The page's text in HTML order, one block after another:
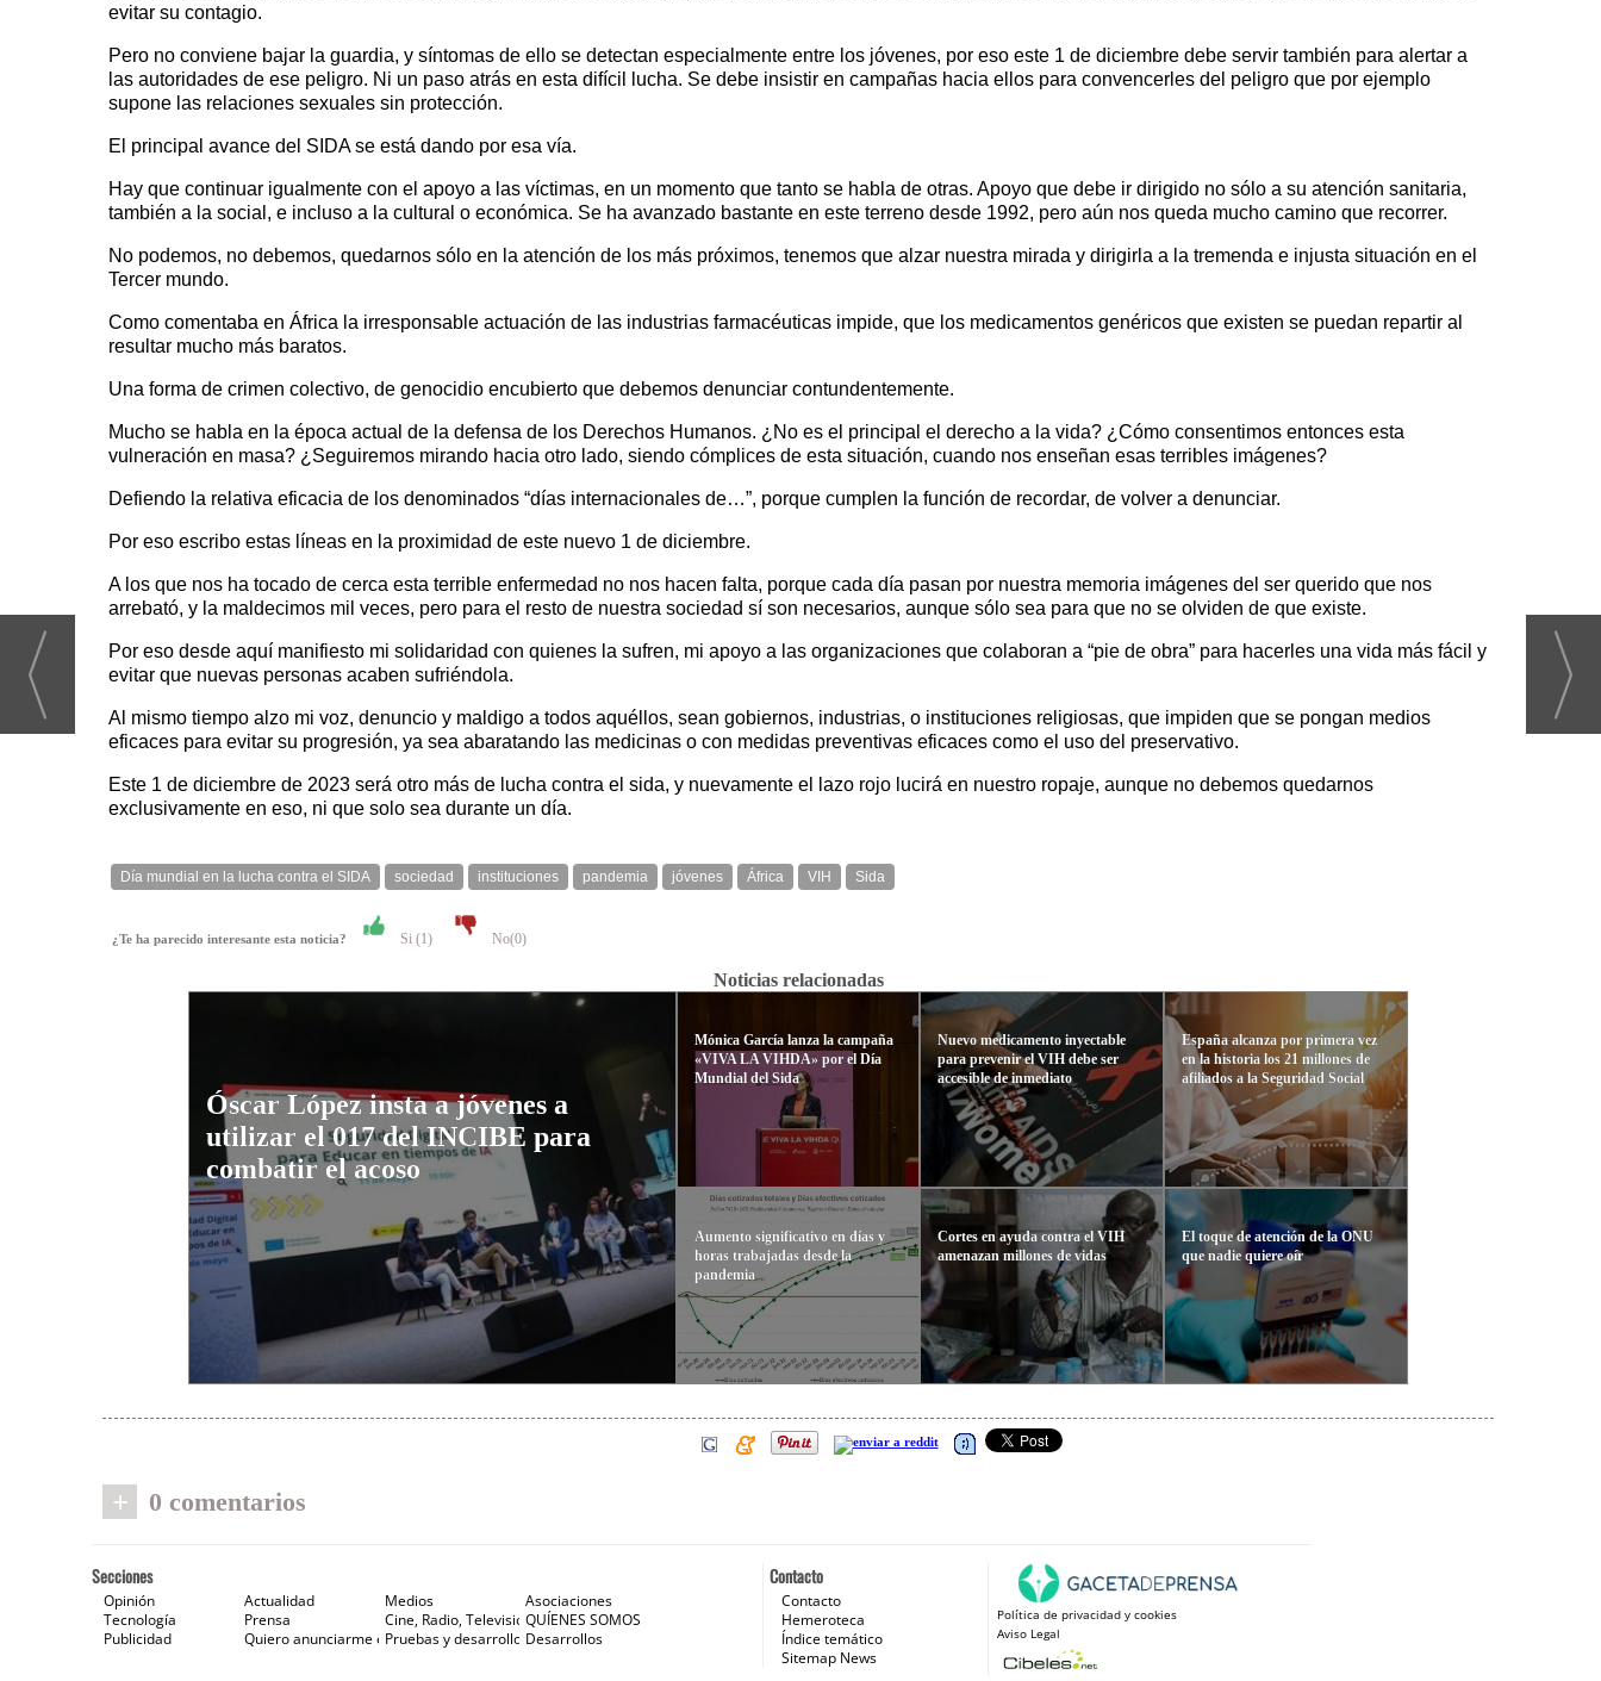
evitar su contagio.
Pero no conviene bajar la guardia, y síntomas de ello se detectan especialmente entre los jóvenes, por eso este 1 de diciembre debe servir también para alertar a
las autoridades de ese peligro. Ni un paso atrás en esta difícil lucha. Se debe insistir en campañas hacia ellos para convencerles del peligro que por ejemplo
supone las relaciones sexuales sin protección.
El principal avance del SIDA se está dando por esa vía.
Hay que continuar igualmente con el apoyo a las víctimas, en un momento que tanto se habla de otras. Apoyo que debe ir dirigido no sólo a su atención sanitaria,
también a la social, e incluso a la cultural o económica. Se ha avanzado bastante en este terreno desde 1992, pero aún nos queda mucho camino que recorrer.
No podemos, no debemos, quedarnos sólo en la atención de los más próximos, tenemos que alzar nuestra mirada y dirigirla a la tremenda e injusta situación en el
Tercer mundo.
Como comentaba en África la irresponsable actuación de las industrias farmacéuticas impide, que los medicamentos genéricos que existen se puedan repartir al
resultar mucho más baratos.
Una forma de crimen colectivo, de genocidio encubierto que debemos denunciar contundentemente.
Mucho se habla en la época actual de la defensa de los Derechos Humanos. ¿No es el principal el derecho a la vida? ¿Cómo consentimos entonces esta
vulneración en masa? ¿Seguiremos mirando hacia otro lado, siendo cómplices de esta situación, cuando nos enseñan esas terribles imágenes?
Defiendo la relativa eficacia de los denominados “días internacionales de…”, porque cumplen la función de recordar, de volver a denunciar.
Por eso escribo estas líneas en la proximidad de este nuevo 1 de diciembre.
A los que nos ha tocado de cerca esta terrible enfermedad no nos hacen falta, porque cada día pasan por nuestra memoria imágenes del ser querido que nos
arrebató, y la maldecimos mil veces, pero para el resto de nuestra sociedad sí son necesarios, aunque sólo sea para que no se olviden de que existe.
Por eso desde aquí manifiesto mi solidaridad con quienes la sufren, mi apoyo a las organizaciones que colaboran a “pie de obra” para hacerles una vida más fácil y
evitar que nuevas personas acaben sufriéndola.
Al mismo tiempo alzo mi voz, denuncio y maldigo a todos aquéllos, sean gobiernos, industrias, o instituciones religiosas, que impiden que se pongan medios
eficaces para evitar su progresión, ya sea abaratando las medicinas o con medidas preventivas eficaces como el uso del preservativo.
Este 1 de diciembre de 2023 será otro más de lucha contra el sida, y nuevamente el lazo rojo lucirá en nuestro ropaje, aunque no debemos quedarnos
exclusivamente en eso, ni que solo sea durante un día.
Día mundial en la lucha contra el SIDA sociedad instituciones pandemia jóvenes África VIH Sida
¿Te ha parecido interesante esta noticia? Si (1) No(0)
Noticias relacionadas
Óscar López insta a jóvenes a
utilizar el 017 del INCIBE para
combatir el acoso
Mónica García lanza la campaña
«VIVA LA VIHDA» por el Día
Mundial del Sida
Aumento significativo en días y
horas trabajadas desde la
pandemia
Nuevo medicamento inyectable
para prevenir el VIH debe ser
accesible de inmediato
Cortes en ayuda contra el VIH
amenazan millones de vidas
España alcanza por primera vez
en la historia los 21 millones de
afiliados a la Seguridad Social
El toque de atención de la ONU
que nadie quiere oír
+ 0 comentarios
Contacto
Contacto
Hemeroteca
Índice temático
Sitemap News
Política de privacidad y cookies
Aviso Legal
Secciones
Opinión Actualidad Medios
Asociaciones
Tecnología
Prensa Cine, Radio, Televisión e Internet
QUÍENES SOMOS
Publicidad
Quiero anunciarme en Gaceta de Prensa
Pruebas y desarrollosDesarrollos